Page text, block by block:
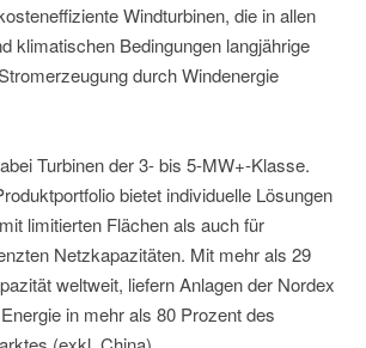
Windturbinen, die in allen
klimatischen Bedingungen langjährige
durch Windenergie
Turbinen der 3- bis 5-MW+-Klasse.
bietet individuelle Lösungen
limitierten Flächen als auch für
Netzkapazitäten. Mit mehr als 29
weltweit, liefern Anlagen der Nordex
in mehr als 80 Prozent des